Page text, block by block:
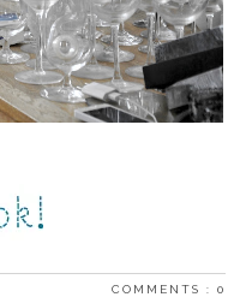
COMMENTS : 0